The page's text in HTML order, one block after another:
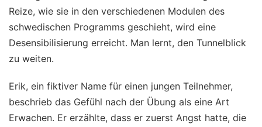
Reize, wie sie in den verschiedenen Modulen des
schwedischen Programms geschieht, wird eine
Desensibilisierung erreicht. Man lernt, den Tunnelblick
zu weiten.
Erik, ein fiktiver Name für einen jungen Teilnehmer,
beschrieb das Gefühl nach der Übung als eine Art
Erwachen. Er erzählte, dass er zuerst Angst hatte, die